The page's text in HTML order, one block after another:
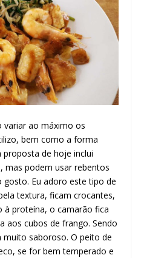
variar ao máximo os
bem como a forma
de hoje inclui
mas podem usar rebentos
Eu adoro este tipo de
textura, ficam crocantes,
à proteína, o camarão fica
aos cubos de frango. Sendo
saboroso. O peito de
se for bem temperado e